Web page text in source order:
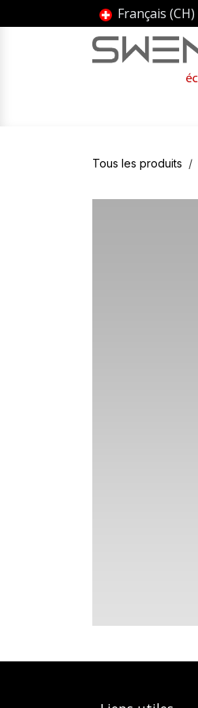
Se rendre au contenu
Français (CH)
Tous les produits